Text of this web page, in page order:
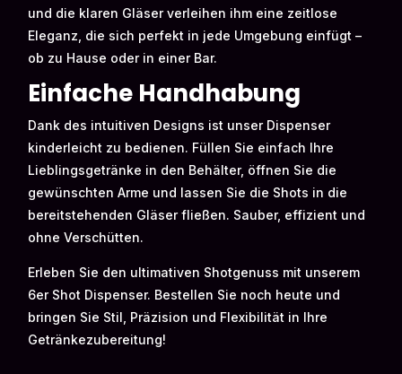
und die klaren Gläser verleihen ihm eine zeitlose
Eleganz, die sich perfekt in jede Umgebung einfügt –
ob zu Hause oder in einer Bar.
Einfache Handhabung
Dank des intuitiven Designs ist unser Dispenser
kinderleicht zu bedienen. Füllen Sie einfach Ihre
Lieblingsgetränke in den Behälter, öffnen Sie die
gewünschten Arme und lassen Sie die Shots in die
bereitstehenden Gläser fließen. Sauber, effizient und
ohne Verschütten.
Erleben Sie den ultimativen Shotgenuss mit unserem
6er Shot Dispenser. Bestellen Sie noch heute und
bringen Sie Stil, Präzision und Flexibilität in Ihre
Getränkezubereitung!